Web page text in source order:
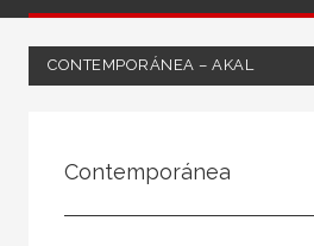
CONTEMPORÁNEA – AKAL
Ciencias humanas y sociales
Filosofía
Contemporánea